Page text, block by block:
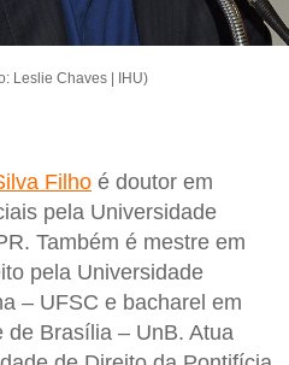
Leslie Chaves | IHU)
Filho é doutor em
pela Universidade
Também é mestre em
pela Universidade
– UFSC e bacharel em
de Brasília – UnB. Atua